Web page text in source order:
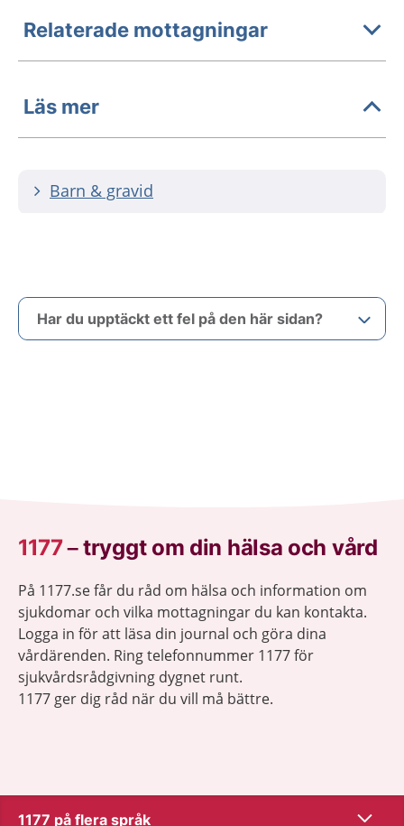
Relaterade mottagningar
Läs mer
Barn & gravid
Har du upptäckt ett fel på den här sidan?
1177–tryggt om din hälsa och vård
På 1177.se får du råd om hälsa och information om
sjukdomar och vilka mottagningar du kan kontakta.
Logga in för att läsa din journal och göra dina
vårdärenden. Ring telefonnummer 1177 för
sjukvårdsrådgivning dygnet runt.
1177 ger dig råd när du vill må bättre.
1177 på flera språk Visa